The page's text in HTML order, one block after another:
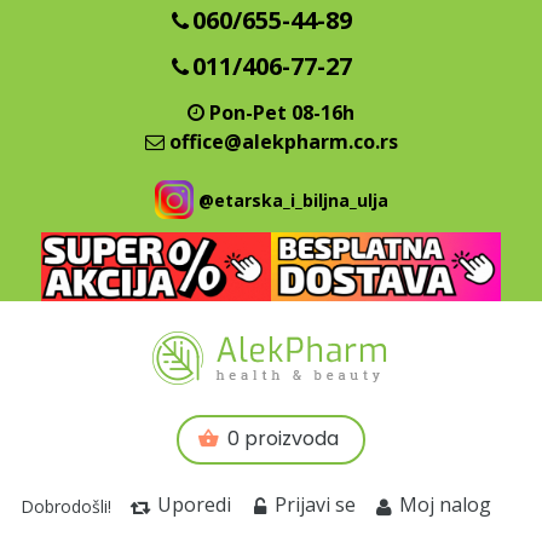
060/655-44-89
011/406-77-27
Pon-Pet 08-16h
office@alekpharm.co.rs
@etarska_i_biljna_ulja
0 proizvoda
Dobrodošli! Uporedi Prijavi se Moj nalog